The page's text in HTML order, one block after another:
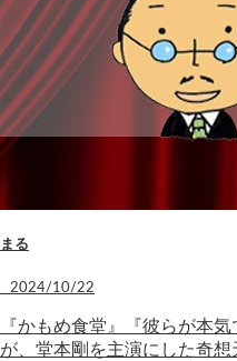
まる
2024/10/22
『かもめ食堂』『彼らが本
が、堂本剛を主演にした奇